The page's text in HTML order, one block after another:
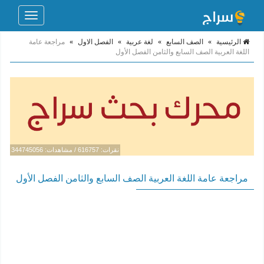
Toggle
الرئيسية » الصف السابع » لغة عربية » الفصل الاول » مراجعة عامة
اللغة العربية الصف السابع والثامن الفصل الأول
نقرات: 616757 / مشاهدات: 344745056
مراجعة عامة اللغة العربية الصف السابع والثامن الفصل الأول